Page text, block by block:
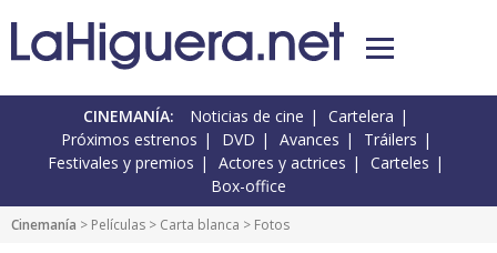
CINEMANÍA: Noticias de cine
Cartelera
Próximos estrenos
DVD Avances
Tráilers
Festivales y premios
Actores y actrices
Carteles
Box-office
Cinemanía > Películas > Carta blanca > Fotos